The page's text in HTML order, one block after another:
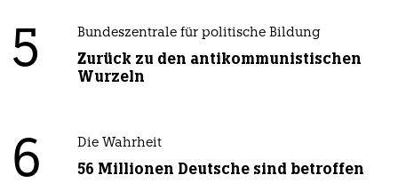
5 Bundeszentrale für politische Bildung
Zurück zu den antikommunistischen
Wurzeln
6 Die Wahrheit
56 Millionen Deutsche sind betroffen